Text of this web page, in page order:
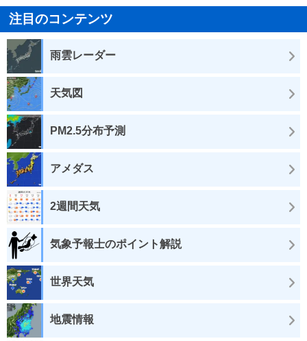
注目のコンテンツ
雨雲レーダー
天気図
PM2.5分布予測
アメダス
2週間天気
気象予報士のポイント解説
世界天気
地震情報